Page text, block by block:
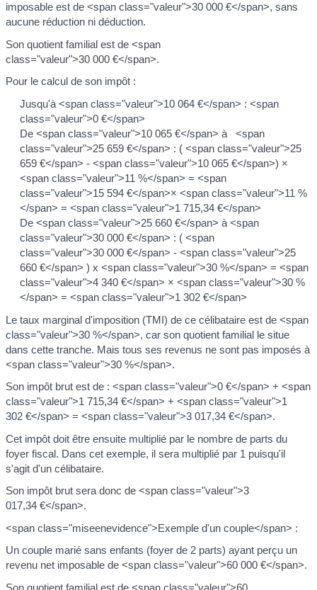
imposable est de <span class="valeur">30 000 €</span>, sans
aucune réduction ni déduction.
Son quotient familial est de <span
class="valeur">30 000 €</span>.
Pour le calcul de son impôt :
Jusqu'à <span class="valeur">10 064 €</span> : <span
class="valeur">0 €</span>
De <span class="valeur">10 065 €</span> à <span
class="valeur">25 659 €</span> : ( <span class="valeur">25
659 €</span> - <span class="valeur">10 065 €</span>) ×
<span class="valeur">11 %</span> = <span
class="valeur">15 594 €</span>× <span class="valeur">11 %
</span> = <span class="valeur">1 715,34 €</span>
De <span class="valeur">25 660 €</span> à <span
class="valeur">30 000 €</span> : ( <span
class="valeur">30 000 €</span> - <span class="valeur">25
660 €</span> ) x <span class="valeur">30 %</span> = <span
class="valeur">4 340 €</span> × <span class="valeur">30 %
</span> = <span class="valeur">1 302 €</span>
Le taux marginal d'imposition (TMI) de ce célibataire est de <span
class="valeur">30 %</span>, car son quotient familial le situe
dans cette tranche. Mais tous ses revenus ne sont pas imposés à
<span class="valeur">30 %</span>.
Son impôt brut est de : <span class="valeur">0 €</span> + <span
class="valeur">1 715,34 €</span> + <span class="valeur">1
302 €</span> = <span class="valeur">3 017,34 €</span>.
Cet impôt doit être ensuite multiplié par le nombre de parts du
foyer fiscal. Dans cet exemple, il sera multiplié par 1 puisqu'il
s'agit d'un célibataire.
Son impôt brut sera donc de <span class="valeur">3
017,34 €</span>.
<span class="miseenevidence">Exemple d'un couple</span> :
Un couple marié sans enfants (foyer de 2 parts) ayant perçu un
revenu net imposable de <span class="valeur">60 000 €</span>.
Son quotient familial est de <span class="valeur">60